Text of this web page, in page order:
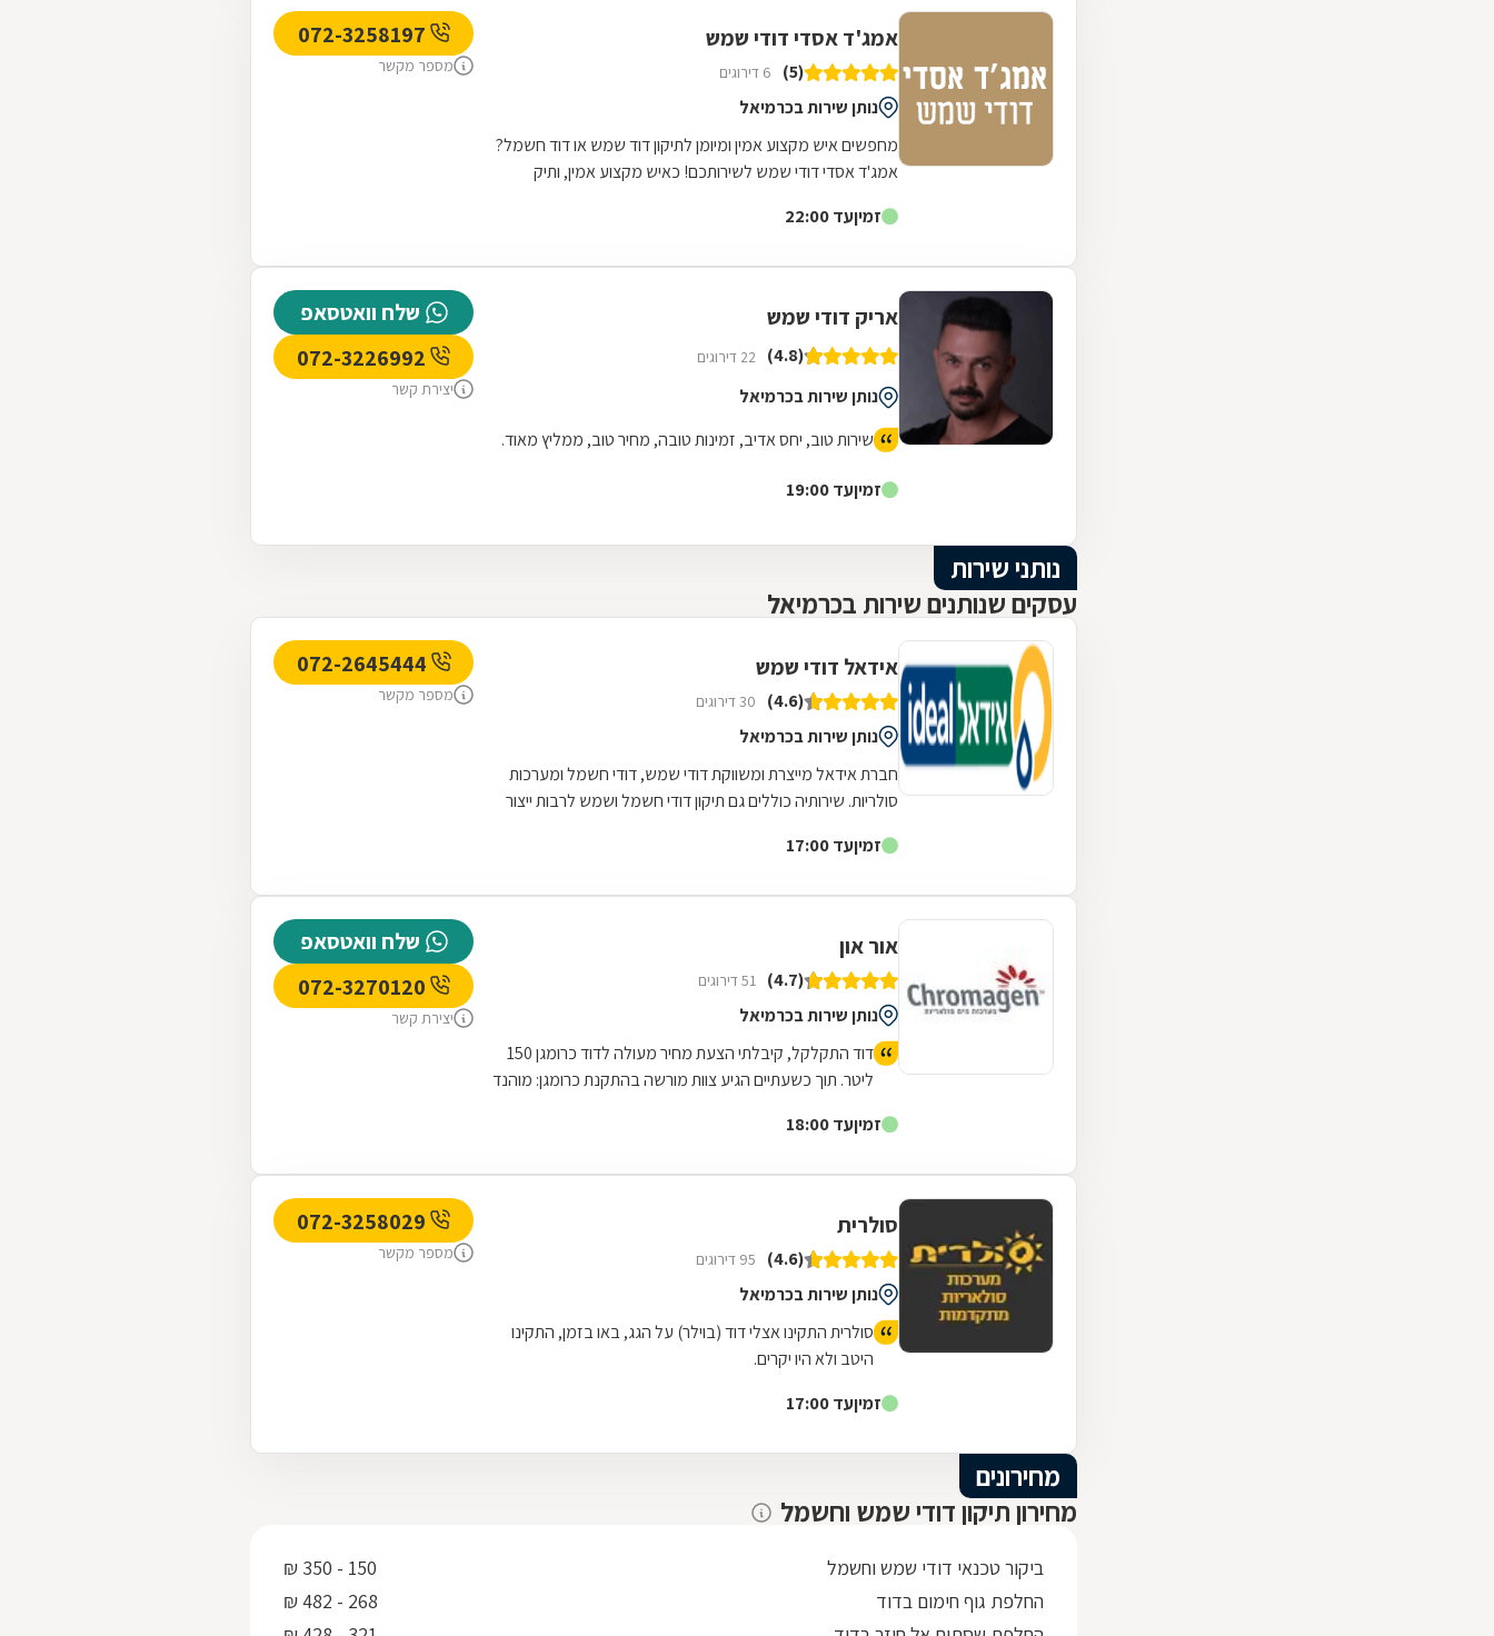
אמג'ד אסדי דודי שמש
(5) 6 דירוגים
נותן שירות בכרמיאל
מחפשים איש מקצוע אמין ומיומן לתיקון דוד שמש או דוד חשמל?
אמג'ד אסדי דודי שמש לשירותכם! כאיש מקצוע אמין, ותיק
זמיןעד 22:00
מספר מקשר
אריק דודי שמש
(4.8) 22 דירוגים
נותן שירות בכרמיאל
שירות טוב, יחס אדיב, זמינות טובה, מחיר טוב, ממליץ מאוד.
זמיןעד 19:00
שלח וואטסאפ
יצירת קשר
נותני שירות
עסקים שנותנים שירות בכרמיאל
אידאל דודי שמש
(4.6) 30 דירוגים
נותן שירות בכרמיאל
חברת אידאל מייצרת ומשווקת דודי שמש, דודי חשמל ומערכות
סולריות. שירותיה כוללים גם תיקון דודי חשמל ושמש לרבות ייצור
זמיןעד 17:00
מספר מקשר
אור און
(4.7) 51 דירוגים
נותן שירות בכרמיאל
דוד התקלקל, קיבלתי הצעת מחיר מעולה לדוד כרומגן 150
ליטר. תוך כשעתיים הגיע צוות מורשה בהתקנת כרומגן: מוהנד
בדיקות וניקוי האלמנטים הקיימים! ובנוסף היו מאוד אדיבים
זמיןעד 18:00
שלח וואטסאפ
יצירת קשר
סולרית
(4.6) 95 דירוגים
נותן שירות בכרמיאל
סולרית התקינו אצלי דוד (בוילר) על הגג, באו בזמן, התקינו
היטב ולא היו יקרים.
זמיןעד 17:00
מספר מקשר
מחירונים
מחירון תיקון דודי שמש וחשמל
ביקור טכנאי דודי שמש וחשמל
150 - 350 ₪
החלפת גוף חימום בדוד
268 - 482 ₪